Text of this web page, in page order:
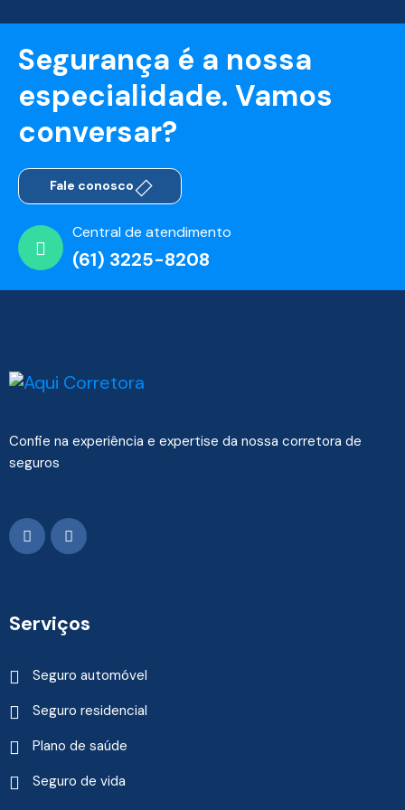
Segurança é a nossa
especialidade. Vamos
conversar?
Fale conosco
Central de atendimento
(61) 3225-8208
Confie na experiência e expertise da nossa corretora de
seguros
Serviços
Seguro automóvel
Seguro residencial
Plano de saúde
Seguro de vida